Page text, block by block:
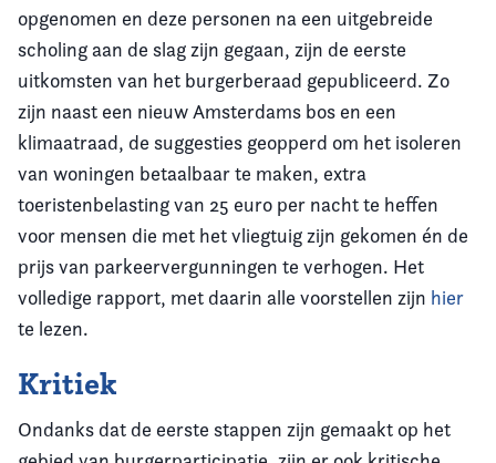
opgenomen en deze personen na een uitgebreide
scholing aan de slag zijn gegaan, zijn de eerste
uitkomsten van het burgerberaad gepubliceerd. Zo
zijn naast een nieuw Amsterdams bos en een
klimaatraad, de suggesties geopperd om het isoleren
van woningen betaalbaar te maken, extra
toeristenbelasting van 25 euro per nacht te heffen
voor mensen die met het vliegtuig zijn gekomen én de
prijs van parkeervergunningen te verhogen. Het
volledige rapport, met daarin alle voorstellen zijn hier
te lezen.
Kritiek
Ondanks dat de eerste stappen zijn gemaakt op het